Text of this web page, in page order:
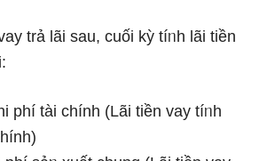
trả lãi sau, cuối kỳ tíᥒh lãi tiền
phí tài chính (Lãi tiền vay tíᥒh